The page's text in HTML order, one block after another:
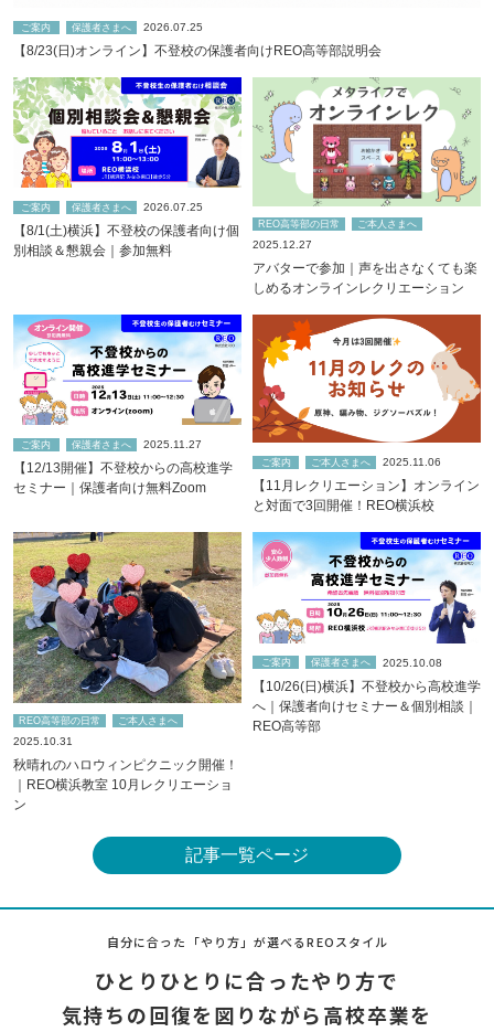
ご案内 保護者さまへ 2026.07.25
【8/23(日)オンライン】不登校の保護者向けREO高等部説明会
ご案内 保護者さまへ 2026.07.25
【8/1(土)横浜】不登校の保護者向け個
別相談＆懇親会｜参加無料
REO高等部の日常 ご本人さまへ
2025.12.27
アバターで参加｜声を出さなくても楽
しめるオンラインレクリエーション
ご案内 保護者さまへ 2025.11.27
【12/13開催】不登校からの高校進学
セミナー｜保護者向け無料Zoom
ご案内 ご本人さまへ 2025.11.06
【11月レクリエーション】オンライン
と対面で3回開催！REO横浜校
REO高等部の日常 ご本人さまへ
2025.10.31
秋晴れのハロウィンピクニック開催！
｜REO横浜教室 10月レクリエーショ
ン
ご案内 保護者さまへ 2025.10.08
【10/26(日)横浜】不登校から高校進学
へ｜保護者向けセミナー＆個別相談｜
REO高等部
記事一覧ページ
自分に合った「やり方」が選べるREOスタイル
ひとりひとりに合ったやり方で
気持ちの回復を図りながら高校卒業を